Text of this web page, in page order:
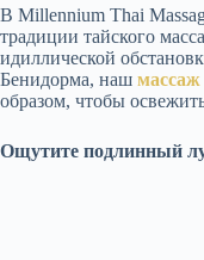
В Millennium Thai
традиции тайского
идиллической
Бенидорма, наш
образом, чтобы
Ощутите подлинный